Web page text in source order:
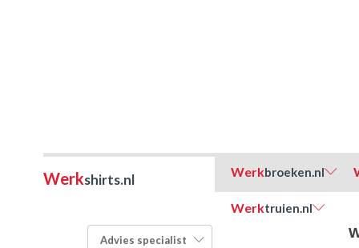
Werkshirts.nl Werkbroeken.nl
Werktruien.nl
Advies specialist